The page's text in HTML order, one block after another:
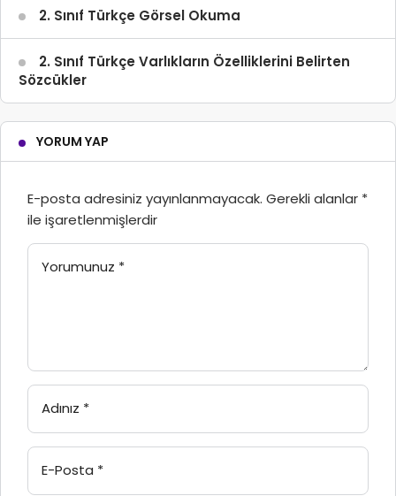
2. Sınıf Türkçe Görsel Okuma
2. Sınıf Türkçe Varlıkların Özelliklerini Belirten
Sözcükler
YORUM YAP
E-posta adresiniz yayınlanmayacak. Gerekli alanlar *
ile işaretlenmişlerdir
Yorumunuz *
Adınız *
E-Posta *